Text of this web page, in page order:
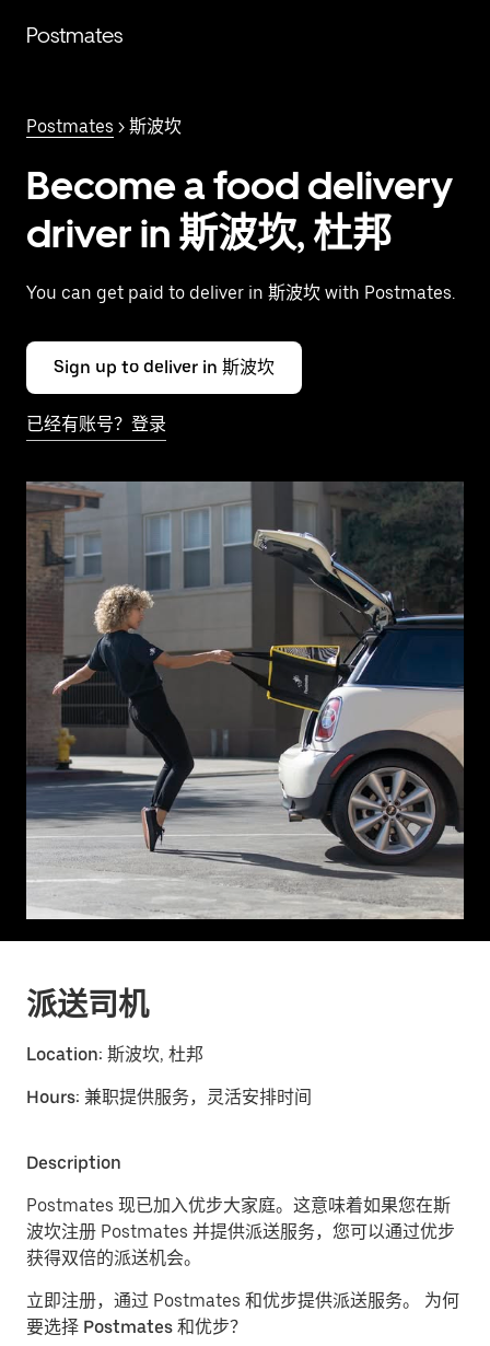
Postmates
Postmates > 斯波坎
Become a food delivery
driver in 斯波坎, 杜邦
You can get paid to deliver in 斯波坎 with Postmates.
Sign up to deliver in 斯波坎
已经有账号？登录
派送司机
Location: 斯波坎, 杜邦
Hours: 兼职提供服务，灵活安排时间
Description
Postmates 现已加入优步大家庭。这意味着如果您在斯
波坎注册 Postmates 并提供派送服务，您可以通过优步
获得双倍的派送机会。
立即注册，通过 Postmates 和优步提供派送服务。 为何
要选择 Postmates 和优步？